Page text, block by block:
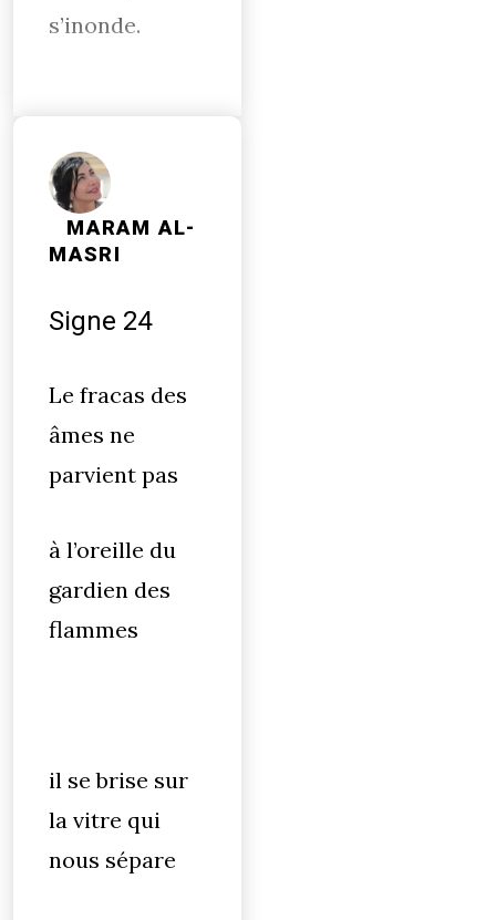
s’inonde.
MARAM AL-
MASRI
Signe 24
Le fracas des
âmes ne
parvient pas
à l’oreille du
gardien des
flammes
il se brise sur
la vitre qui
nous sépare